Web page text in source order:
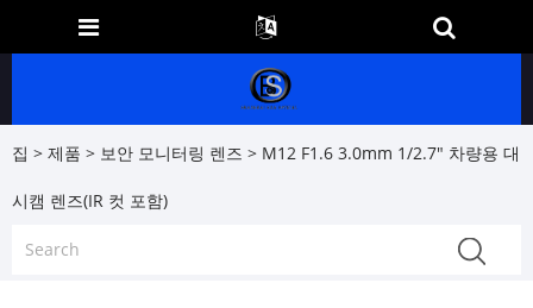
집 > 제품 > 보안 모니터링 렌즈 > M12 F1.6 3.0mm 1/2.7" 차량용 대
시캠 렌즈(IR 컷 포함)